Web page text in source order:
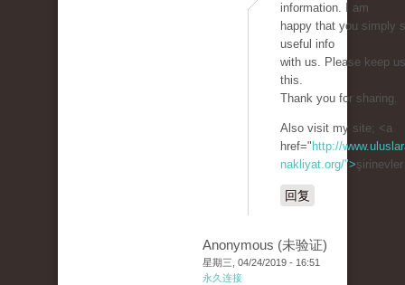
information. I am
happy that you simply
useful info
with us. Please keep
this.
Thank you for sharing.
Also visit my site; <a
href=" http://
nakliyat.org/">
回复
Anonymous (未验证)
星期三, 04/24/2019 - 16:51
永久连接